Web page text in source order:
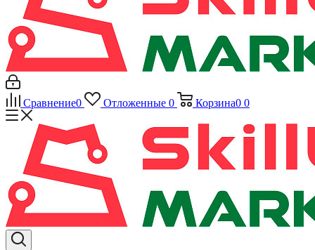
Сравнение0 Отложенные 0 Корзина0 0